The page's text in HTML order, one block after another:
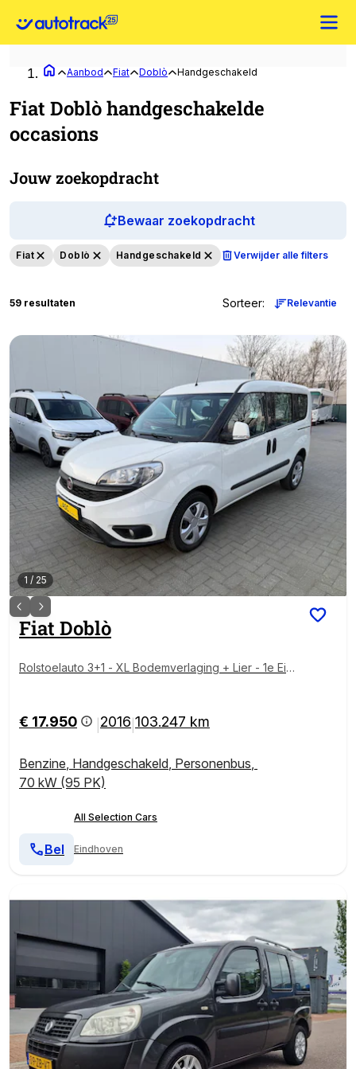
Aanbod Fiat Doblò Handgeschakeld
Fiat Doblò handgeschakelde
occasions
Jouw zoekopdracht
Bewaar zoekopdracht
Fiat Doblò Handgeschakeld Verwijder alle filters
59 resultaten Sorteer: Relevantie
1 / 25
Fiat Doblò
Rolstoelauto 3+1 - XL Bodemverlaging + Lier - 1e Eig
€ 17.950 2016 103.247 km
Benzine, Handgeschakeld, Personenbus,
70 kW (95 PK)
All Selection Cars
Eindhoven
Bel